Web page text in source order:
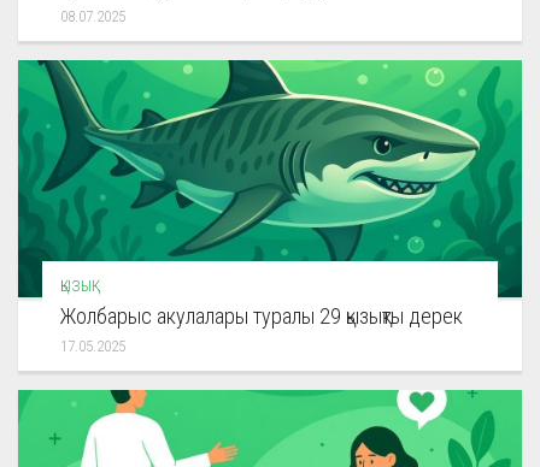
08.07.2025
ҚЫЗЫҚ
Жолбарыс акулалары туралы 29 қызықты дерек
17.05.2025